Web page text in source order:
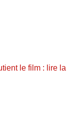
le film : lire la